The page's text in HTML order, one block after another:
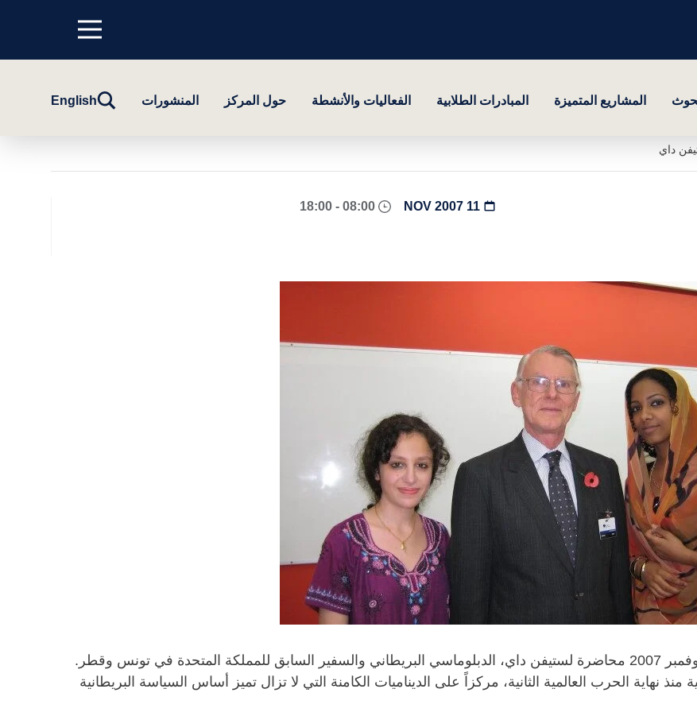
Menu
top
المشاريع المتميزة المبادرات الطلابية الفعاليات والأنشطة حول المركز المنشورات
تبديلEnglish
داي
استضاف مركز الدراسات الدولية والإقليمية بتاريخ 11 نوفمبر 2007 محاضرة لستيفن داي، الدبلوماسي البريطاني والسفير السابق للمملكة المتحدة في تونس وقطر.
نهاية الحرب العالمية الثانية، مركزاً على الديناميات الكامنة التي لا تزال تميز أساس السياسة البريطانية